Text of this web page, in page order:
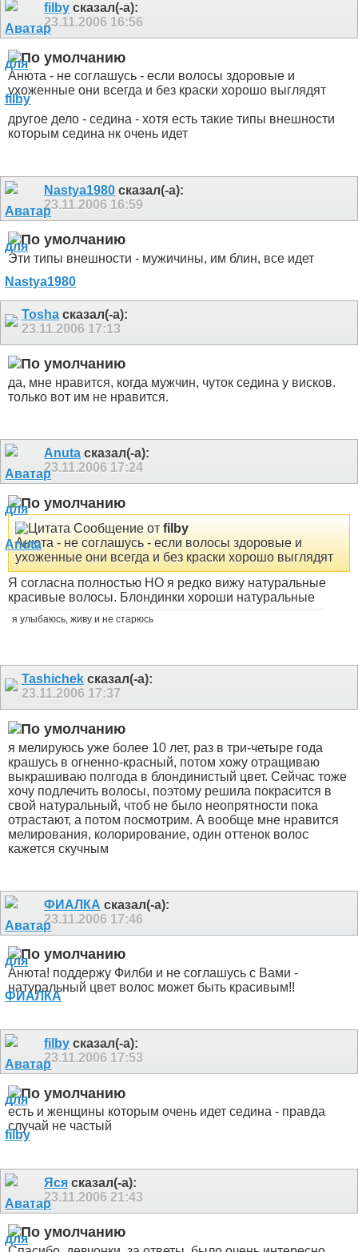
filby сказал(-а):
23.11.2006 16:56
Анюта - не соглашусь - если волосы здоровые и
ухоженные они всегда и без краски хорошо выглядят
другое дело - седина - хотя есть такие типы внешности
которым седина нк очень идет
Nastya1980 сказал(-а):
23.11.2006 16:59
Эти типы внешности - мужичины, им блин, все идет
Tosha сказал(-а):
23.11.2006 17:13
да, мне нравится, когда мужчин, чуток седина у висков.
только вот им не нравится.
Anuta сказал(-а):
23.11.2006 17:24
Сообщение от filby
Анюта - не соглашусь - если волосы здоровые и
ухоженные они всегда и без краски хорошо выглядят
Я согласна полностью НО я редко вижу натуральные
красивые волосы. Блондинки хороши натуральные
я улыбаюсь, живу и не старюсь
Tashichek сказал(-а):
23.11.2006 17:37
я мелируюсь уже более 10 лет, раз в три-четыре года
крашусь в огненно-красный, потом хожу отращиваю
выкрашиваю полгода в блондинистый цвет. Сейчас тоже
хочу подлечить волосы, поэтому решила покрасится в
свой натуральный, чтоб не было неопрятности пока
отрастают, а потом посмотрим. А вообще мне нравится
мелирования, колорирование, один оттенок волос
кажется скучным
ФИАЛКА сказал(-а):
23.11.2006 17:46
Анюта! поддержу Филби и не соглашусь с Вами -
натуральный цвет волос может быть красивым!!
filby сказал(-а):
23.11.2006 17:53
есть и женщины которым очень идет седина - правда
случай не частый
Яся сказал(-а):
23.11.2006 21:43